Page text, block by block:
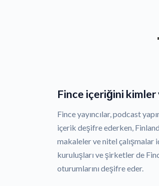
Fince içeriğini kimler
Fince yayıncılar, podcast
içerik deşifre ederken,
makaleler ve nitel
kuruluşları ve şirketler de
oturumlarını deşifre eder.